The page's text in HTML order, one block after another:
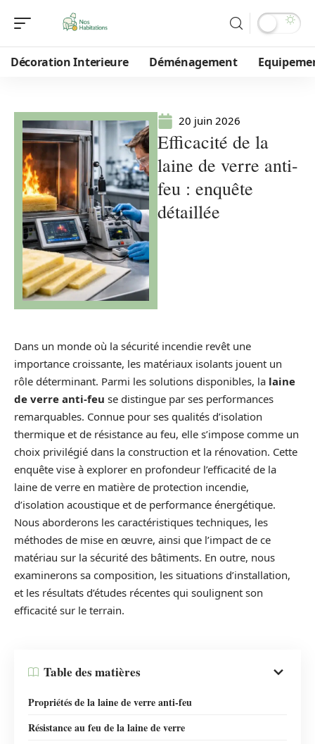
Décoration Interieure Déménagement
20 juin 2026
Efficacité de la
laine de verre anti-
feu : enquête
détaillée
Dans un monde où la sécurité incendie revêt une
importance croissante, les matériaux isolants jouent un
rôle déterminant. Parmi les solutions disponibles, la laine
de verre anti-feu se distingue par ses performances
remarquables. Connue pour ses qualités d’isolation
thermique et de résistance au feu, elle s’impose comme un
choix privilégié dans la construction et la rénovation. Cette
enquête vise à explorer en profondeur l’efficacité de la
laine de verre en matière de protection incendie,
d’isolation acoustique et de performance énergétique.
Nous aborderons les caractéristiques techniques, les
méthodes de mise en œuvre, ainsi que l’impact de ce
matériau sur la sécurité des bâtiments. En outre, nous
examinerons sa composition, les situations d’installation,
et les résultats d’études récentes qui soulignent son
efficacité sur le terrain.
Table des matières
Propriétés de la laine de verre anti-feu
Résistance au feu de la laine de verre